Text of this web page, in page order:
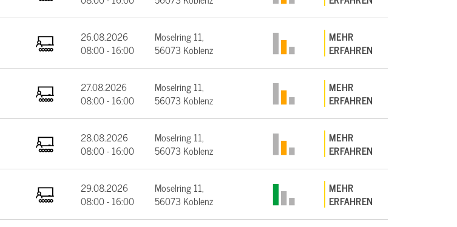
26.08.2026
08:00 - 16:00
Moselring 11,
56073 Koblenz
MEHR
ERFAHREN
27.08.2026
08:00 - 16:00
Moselring 11,
56073 Koblenz
MEHR
ERFAHREN
28.08.2026
08:00 - 16:00
Moselring 11,
56073 Koblenz
MEHR
ERFAHREN
29.08.2026
08:00 - 16:00
Moselring 11,
56073 Koblenz
MEHR
ERFAHREN